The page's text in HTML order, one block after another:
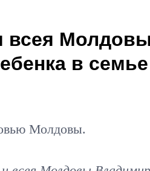
всея
в семье
Молдовы.